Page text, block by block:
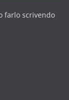
farlo scrivendo